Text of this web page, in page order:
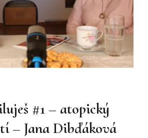
#1 – atopický
– Jana Dibďáková